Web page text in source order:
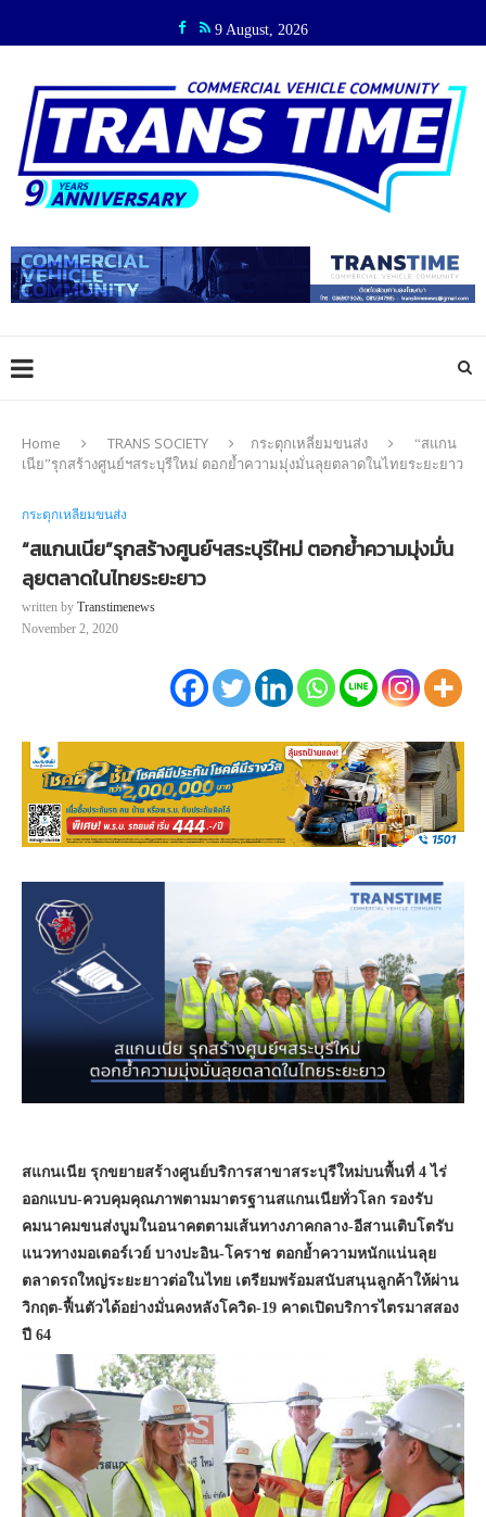
9 August, 2026
Home TRANS SOCIETY กระตุกเหลี่ยมขนส่ง
“สแกน
เนีย”รุกสร้างศูนย์ฯสระบุรีใหม่ ตอกย้ำความมุ่งมั่นลุยตลาดในไทยระยะยาว
กระตุกเหลี่ยมขนส่ง
“สแกนเนีย”รุกสร้างศูนย์ฯสระบุรีใหม่ ตอกย้ำความมุ่งมั่น
ลุยตลาดในไทยระยะยาว
written by Transtimenews
November 2, 2020
สแกนเนีย รุกขยายสร้างศูนย์บริการสาขาสระบุรีใหม่บนพื้นที่ 4 ไร่
ออกแบบ-ควบคุมคุณภาพตามมาตรฐานสแกนเนียทั่วโลก รองรับ
คมนาคมขนส่งบูมในอนาคตตามเส้นทางภาคกลาง-อีสานเติบโตรับ
แนวทางมอเตอร์เวย์ บางปะอิน-โคราช ตอกย้ำความหนักแน่นลุย
ตลาดรถใหญ่ระยะยาวต่อในไทย เตรียมพร้อมสนับสนุนลูกค้าให้ผ่าน
วิกฤต-ฟื้นตัวได้อย่างมั่นคงหลังโควิด-19 คาดเปิดบริการไตรมาสสอง
ปี 64